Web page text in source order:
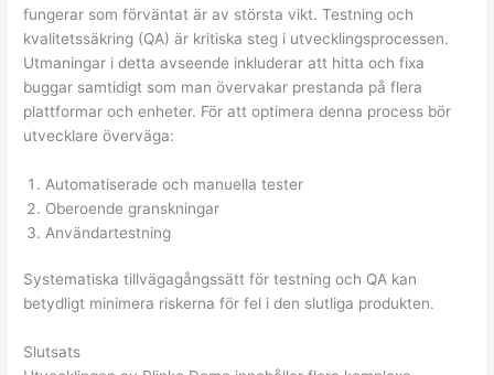
fungerar som förväntat är av största vikt. Testning och
kvalitetssäkring (QA) är kritiska steg i utvecklingsprocessen.
Utmaningar i detta avseende inkluderar att hitta och fixa
buggar samtidigt som man övervakar prestanda på flera
plattformar och enheter. För att optimera denna process bör
utvecklare överväga:
Automatiserade och manuella tester
Oberoende granskningar
Användartestning
Systematiska tillvägagångssätt för testning och QA kan
betydligt minimera riskerna för fel i den slutliga produkten.
Slutsats